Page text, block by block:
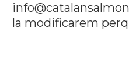
la modificarem